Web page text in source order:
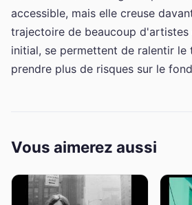
accessible, mais elle creuse
trajectoire de beaucoup d'artistes
initial, se permettent de ralentir le
prendre plus de risques sur le
Vous aimerez aussi